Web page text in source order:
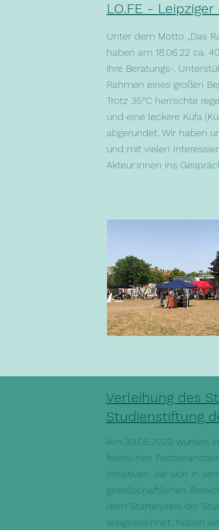
LO.FE -
Unter dem Motto „Das
haben am 18.06.22 ca.
ihre Beratungs-,
Rahmen eines großen
Trotz 35°C herrschte
und eine leckere Küfa
abgerundet. Wir haben
und mit vielen
Akteur:innen ins
Verleihung des
Studienstiftung
Am 30.05.2022 wurden
feierlichen
Initiativen, die sich in
gesellschaftlichen
dem Starterpreis der
ausgezeichnet. Neben